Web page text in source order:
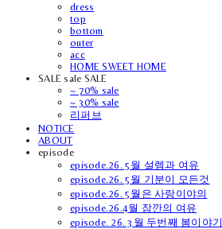
dress
top
bottom
outer
acc
HOME SWEET HOME
SALE sale SALE
~ 70% sale
~ 30% sale
리퍼브
NOTICE
ABOUT
episode
episode.26. 5월 설렘과 여유
episode.26. 5월 기분이 모든것
episode.26. 5월은 사랑이야의
episode.26.4월 잠깐의 여유
episode. 26. 3월 두번째 봄이야기